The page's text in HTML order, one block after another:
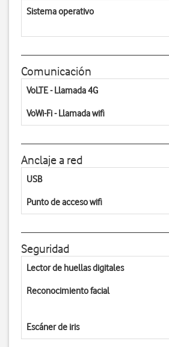
Sistema operativo
Comunicación
VoLTE - Llamada 4G
VoWi-Fi - Llamada wifi
Anclaje a red
USB
Punto de acceso wifi
Seguridad
Lector de huellas digitales
Reconocimiento facial
Escáner de iris